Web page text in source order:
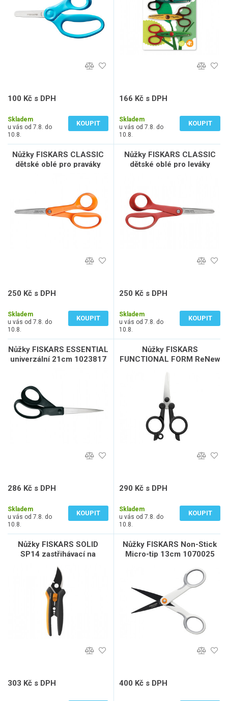
100 Kč s DPH
Skladem
u vás od 7.8. do
10.8.
KOUPIT
166 Kč s DPH
Skladem
u vás od 7.8. do
10.8.
KOUPIT
Nůžky FISKARS CLASSIC
dětské oblé pro praváky
250 Kč s DPH
Skladem
u vás od 7.8. do
10.8.
KOUPIT
Nůžky FISKARS CLASSIC
dětské oblé pro leváky
250 Kč s DPH
Skladem
u vás od 7.8. do
10.8.
KOUPIT
Nůžky FISKARS ESSENTIAL
univerzální 21cm 1023817
286 Kč s DPH
Skladem
u vás od 7.8. do
10.8.
KOUPIT
Nůžky FISKARS
FUNCTIONAL FORM ReNew
290 Kč s DPH
Skladem
u vás od 7.8. do
10.8.
KOUPIT
Nůžky FISKARS SOLID
SP14 zastřihávací na
303 Kč s DPH
Nůžky FISKARS Non-Stick
Micro-tip 13cm 1070025
400 Kč s DPH